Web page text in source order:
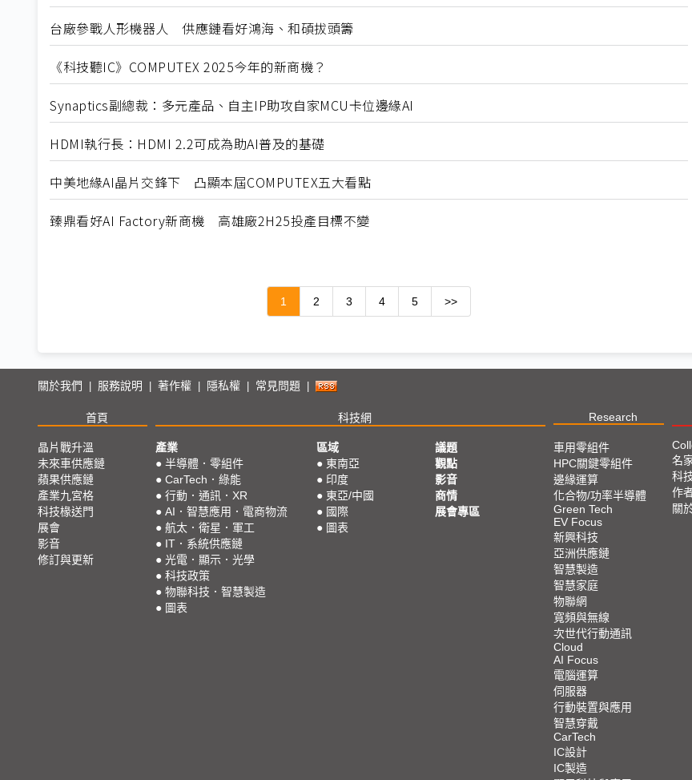
台廠參戰人形機器人 供應鏈看好鴻海、和碩拔頭籌
《科技聽IC》COMPUTEX 2025今年的新商機？
Synaptics副總裁：多元產品、自主IP助攻自家MCU卡位邊緣AI
HDMI執行長：HDMI 2.2可成為助AI普及的基礎
中美地緣AI晶片交鋒下 凸顯本屆COMPUTEX五大看點
臻鼎看好AI Factory新商機 高雄廠2H25投產目標不變
1 2 3 4 5 >>
關於我們 服務說明 著作權 隱私權 常見問題
首頁 科技網 Research
晶片戰升溫
未來車供應鏈
蘋果供應鏈
產業九宮格
科技椽送門
展會
影音
修訂與更新
產業
● 半導體．零組件
● CarTech．綠能
● 行動．通訊．XR
● AI．智慧應用．電商物流
● 航太．衛星．軍工
● IT．系統供應鏈
● 光電．顯示．光學
● 科技政策
● 物聯科技．智慧製造
● 圖表
區域
● 東南亞
● 印度
● 東亞/中國
● 國際
● 圖表
議題
觀點
影音
商情
展會專區
車用零組件
HPC關鍵零組件
邊緣運算
化合物/功率半導體
Green Tech
EV Focus
新興科技
亞洲供應鏈
智慧製造
智慧家庭
物聯網
寬頻與無線
次世代行動通訊
Cloud
AI Focus
電腦運算
伺服器
行動裝置與應用
智慧穿戴
CarTech
IC設計
IC製造
名
科
作
關